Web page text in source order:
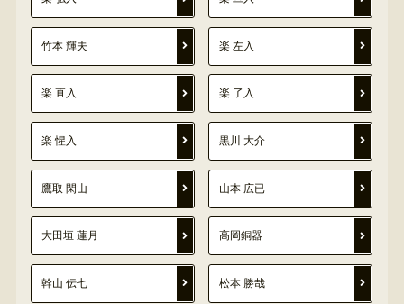
竹本 輝夫 楽 左入
楽 直入 楽 了入
楽 惺入 黒川 大介
鷹取 閑山 山本 広已
大田垣 蓮月 高岡銅器
幹山 伝七 松本 勝哉